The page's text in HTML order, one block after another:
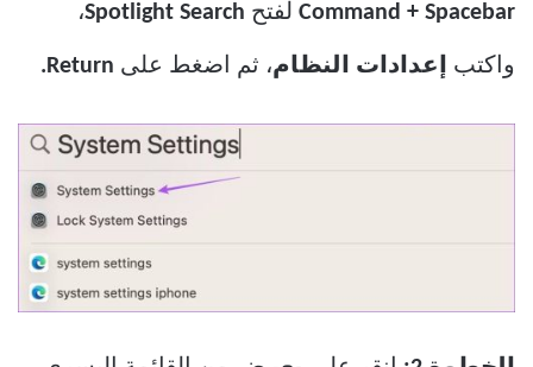
Command + Spacebar لفتح Spotlight Search،
واكتب إعدادات النظام، ثم اضغط على Return.